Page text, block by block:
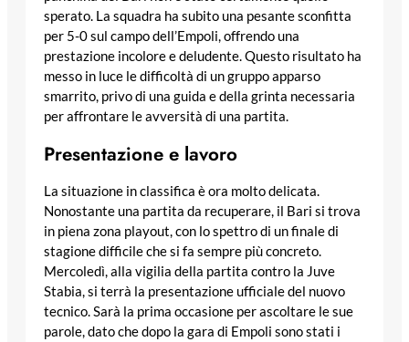
sperato. La squadra ha subito una pesante sconfitta
per 5-0 sul campo dell’Empoli, offrendo una
prestazione incolore e deludente. Questo risultato ha
messo in luce le difficoltà di un gruppo apparso
smarrito, privo di una guida e della grinta necessaria
per affrontare le avversità di una partita.
Presentazione e lavoro
La situazione in classifica è ora molto delicata.
Nonostante una partita da recuperare, il Bari si trova
in piena zona playout, con lo spettro di un finale di
stagione difficile che si fa sempre più concreto.
Mercoledì, alla vigilia della partita contro la Juve
Stabia, si terrà la presentazione ufficiale del nuovo
tecnico. Sarà la prima occasione per ascoltare le sue
parole, dato che dopo la gara di Empoli sono stati i